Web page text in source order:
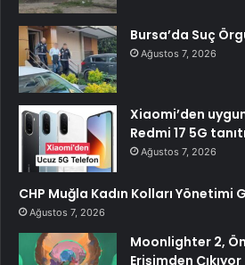
Bursa’da Suç
Ağustos 7, 2026
Xiaomi’den
Redmi 17 5G
Ağustos 7, 2026
CHP Muğla Kadın Kolları Yönetimi
Ağustos 7, 2026
Moonlighter 2,
Erişimden Çıkıyor